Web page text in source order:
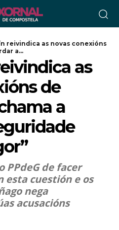
reivindica as novas conexións
a...
as
de
a
PPdeG de facer
esta cuestión e os
nega
acusacións